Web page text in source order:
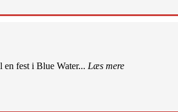
fest i Blue Water... Læs mere